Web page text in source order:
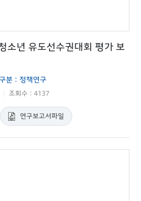
소년 유도선수권대회 평가 보
분 : 정책연구
조회수 : 4137
연구보고서파일